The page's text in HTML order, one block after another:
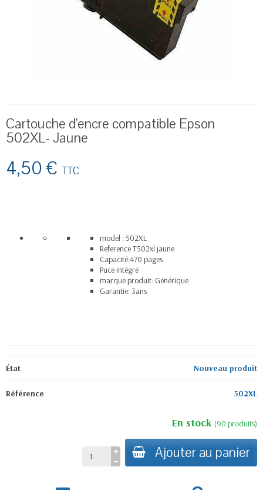
Cartouche d'encre compatible Epson
502XL- Jaune
4,50 €TTC
model : 502XL
Reference T502xl jaune
Capacité:470 pages
Puce intégré
marque produit: Générique
Garantie: 3ans
État Nouveau produit
Référence 502XL
En stock (90 produits)
Ajouter au panier